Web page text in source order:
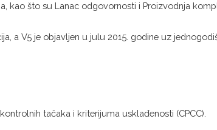
kao što su Lanac odgovornosti i Proizvodnja
a V5 je objavljen u julu 2015. godine uz
tačaka i kriterijuma usklađenosti (CPCC).